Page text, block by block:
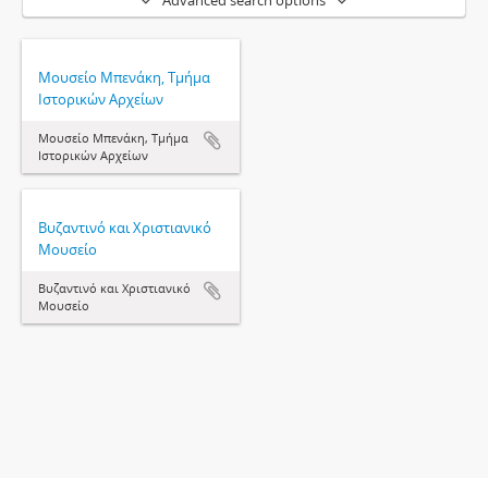
Μουσείο Μπενάκη, Τμήμα
Ιστορικών Αρχείων
Μουσείο Μπενάκη, Τμήμα
Ιστορικών Αρχείων
Βυζαντινό και Χριστιανικό
Μουσείο
Βυζαντινό και Χριστιανικό
Μουσείο